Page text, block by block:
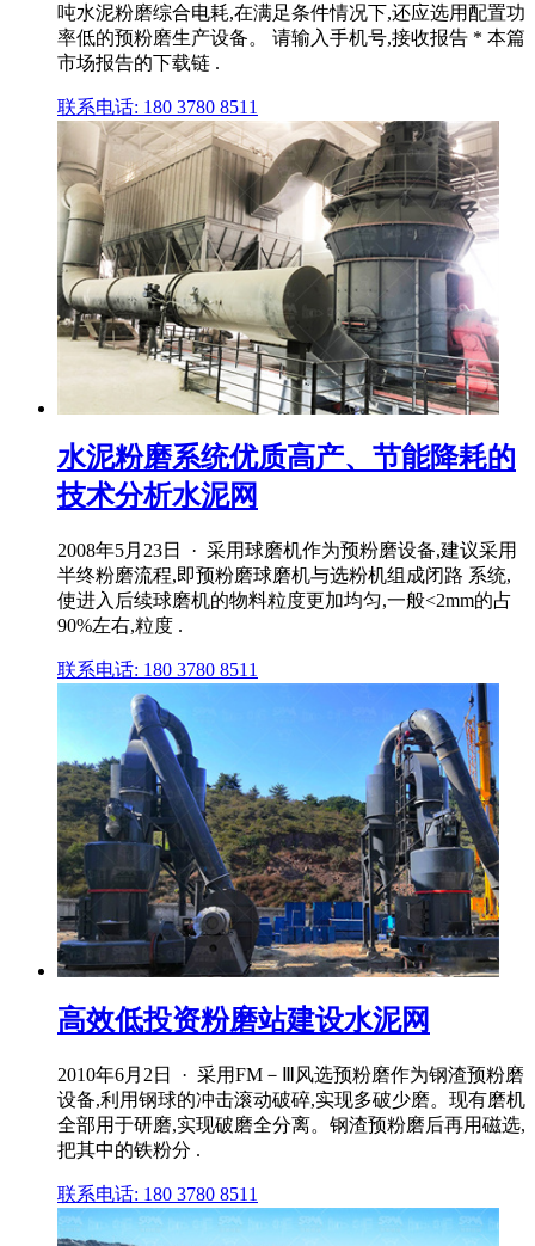
吨水泥粉磨综合电耗,在满足条件情况下,还应选用配置功
率低的预粉磨生产设备。 请输入手机号,接收报告 * 本篇
市场报告的下载链 .
联系电话: 180 3780 8511
水泥粉磨系统优质高产、节能降耗的
技术分析水泥网
2008年5月23日 · 采用球磨机作为预粉磨设备,建议采用
半终粉磨流程,即预粉磨球磨机与选粉机组成闭路 系统,
使进入后续球磨机的物料粒度更加均匀,一般<2mm的占
90%左右,粒度 .
联系电话: 180 3780 8511
高效低投资粉磨站建设水泥网
2010年6月2日 · 采用FM－Ⅲ风选预粉磨作为钢渣预粉磨
设备,利用钢球的冲击滚动破碎,实现多破少磨。现有磨机
全部用于研磨,实现破磨全分离。钢渣预粉磨后再用磁选,
把其中的铁粉分 .
联系电话: 180 3780 8511